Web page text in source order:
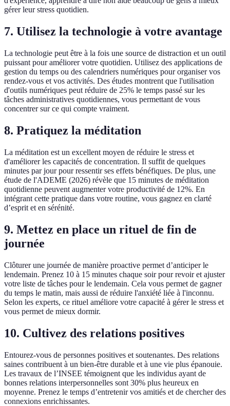
gérer leur stress quotidien.
7. Utilisez la technologie à votre avantage
La technologie peut être à la fois une source de distraction et un outil
puissant pour améliorer votre quotidien. Utilisez des applications de
gestion du temps ou des calendriers numériques pour organiser vos
rendez-vous et vos activités. Des études montrent que l'utilisation
d'outils numériques peut réduire de 25% le temps passé sur les
tâches administratives quotidiennes, vous permettant de vous
concentrer sur ce qui compte vraiment.
8. Pratiquez la méditation
La méditation est un excellent moyen de réduire le stress et
d'améliorer les capacités de concentration. Il suffit de quelques
minutes par jour pour ressentir ses effets bénéfiques. De plus, une
étude de l'ADEME (2026) révèle que 15 minutes de méditation
quotidienne peuvent augmenter votre productivité de 12%. En
intégrant cette pratique dans votre routine, vous gagnez en clarté
d’esprit et en sérénité.
9. Mettez en place un rituel de fin de
journée
Clôturer une journée de manière proactive permet d’anticiper le
lendemain. Prenez 10 à 15 minutes chaque soir pour revoir et ajuster
votre liste de tâches pour le lendemain. Cela vous permet de gagner
du temps le matin, mais aussi de réduire l'anxiété liée à l'inconnu.
Selon les experts, ce rituel améliore votre capacité à gérer le stress et
vous permet de mieux dormir.
10. Cultivez des relations positives
Entourez-vous de personnes positives et soutenantes. Des relations
saines contribuent à un bien-être durable et à une vie plus épanouie.
Les travaux de l’INSEE témoignent que les individus ayant de
bonnes relations interpersonnelles sont 30% plus heureux en
moyenne. Prenez le temps d’entretenir vos amitiés et de chercher des
connexions enrichissantes.